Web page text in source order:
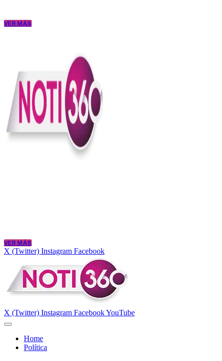
VER MÁS
VER MÁS
X (Twitter) Instagram Facebook
X (Twitter) Instagram FacebookYouTube
Home
Política